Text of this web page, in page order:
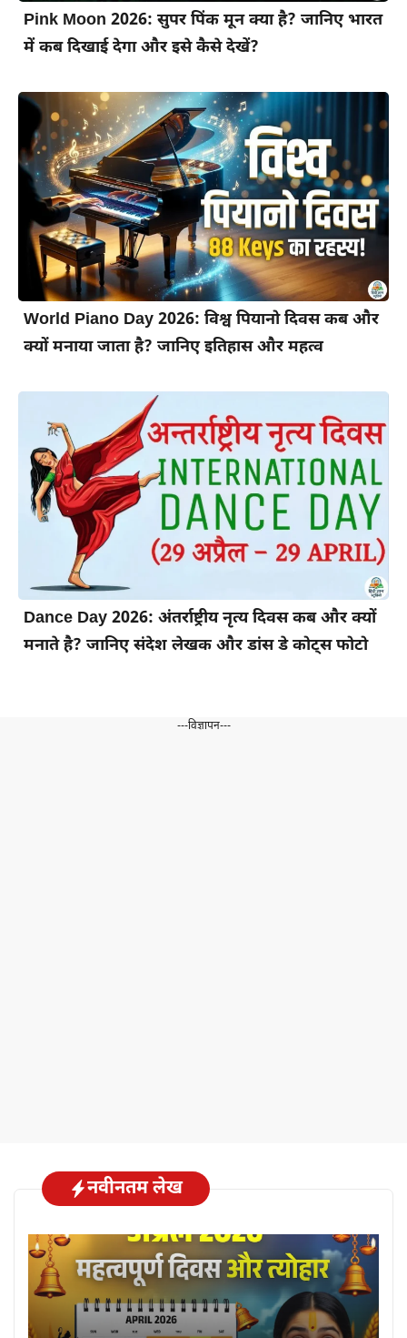
Pink Moon 2026: सुपर पिंक मून क्या है? जानिए भारत
में कब दिखाई देगा और इसे कैसे देखें?
World Piano Day 2026: विश्व पियानो दिवस कब और
क्यों मनाया जाता है? जानिए इतिहास और महत्व
Dance Day 2026: अंतर्राष्ट्रीय नृत्य दिवस कब और क्यों
मनाते है? जानिए संदेश लेखक और डांस डे कोट्स फोटो
---विज्ञापन---
नवीनतम लेख